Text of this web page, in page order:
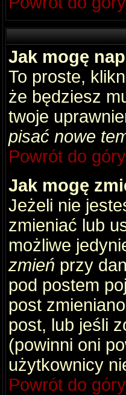
Jak mogę
To proste,
że będziesz
twoje
pisać nowe
Powrót do góry
Jak mogę
Jeżeli nie
zmieniać lub
możliwe
zmień przy
pod postem
post
post, lub jeśli
(powinni oni
użytkownicy
Powrót do góry